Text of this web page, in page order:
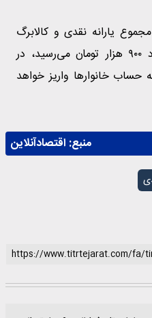
یارانه نقدی و کالابرگ
برای دهک‌های پایین به حدود ۹۰۰ هزار تومان می‌رسید، در
حساب خانوارها واریز خواهد
منبع: اقتصادآنلاین